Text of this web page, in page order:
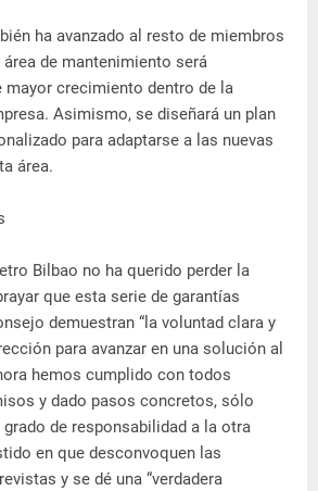
ha avanzado al resto de miembros
de mantenimiento será
mayor crecimiento dentro de la
Asimismo, se diseñará un plan
para adaptarse a las nuevas
área.
Bilbao no ha querido perder la
que esta serie de garantías
demuestran “la voluntad clara y
para avanzar en una solución al
hemos cumplido con todos
y dado pasos concretos, sólo
de responsabilidad a la otra
en que desconvoquen las
y se dé una “verdadera